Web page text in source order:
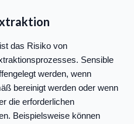
das Risiko von
Sensible
werden, wenn
bereinigt werden oder wenn
die erforderlichen
Beispielsweise können